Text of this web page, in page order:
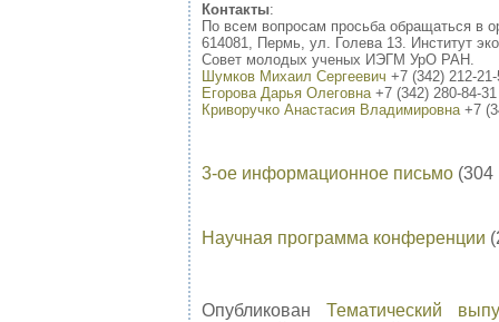
Контакты:
По всем вопросам просьба обращаться в
614081, Пермь, ул. Голева 13. Институт
Совет молодых ученых ИЭГМ УрО РАН.
Шумков Михаил Сергеевич +7 (342) 212-
Егорова Дарья Олеговна+7 (342) 280-84-31
Криворучко Анастасия Владимировна+7
3-ое информационное письмо (304
Научная программа конференции
Опубликован Тематический